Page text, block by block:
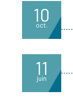
10
oct.
11
juin